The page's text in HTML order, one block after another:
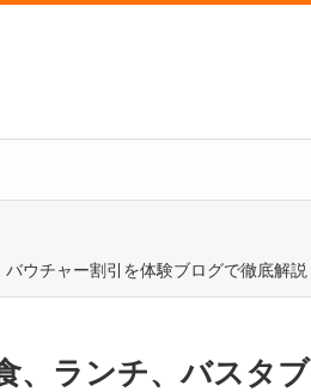
ウチャー割引を体験ブログで徹底解説
、ランチ、バスタ